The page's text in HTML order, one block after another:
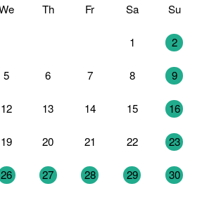
Th Fr Sa Su
1 2
5 6 7 8 9
12 13 14 15 16
19 20 21 22 23
26 27 28 29 30